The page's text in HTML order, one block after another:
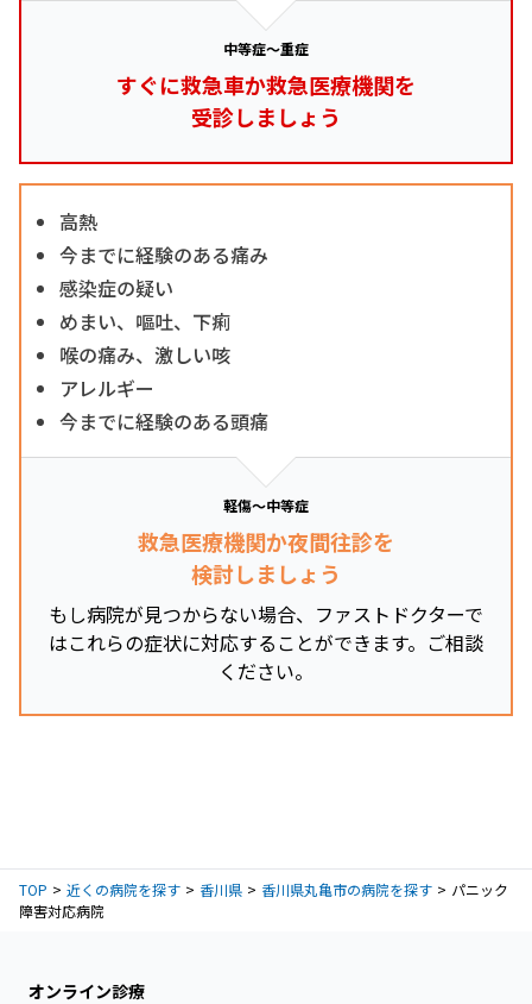
中等症～重症
すぐに救急車か救急医療機関を
受診しましょう
高熱
今までに経験のある痛み
感染症の疑い
めまい、嘔吐、下痢
喉の痛み、激しい咳
アレルギー
今までに経験のある頭痛
軽傷～中等症
救急医療機関か夜間往診を
検討しましょう
もし病院が見つからない場合、ファストドクターで
はこれらの症状に対応することができます。ご相談
ください。
TOP 近くの病院を探す 香川県 香川県丸亀市の病院を探す
パニック
障害対応病院
オンライン診療